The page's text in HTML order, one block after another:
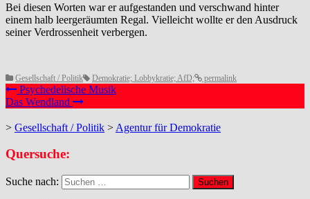
Bei diesen Worten war er aufgestanden und verschwand hinter
einem halb leergeräumten Regal. Vielleicht wollte er den Ausdruck
seiner Verdrossenheit verbergen.
Gesellschaft / Politik Demokratie; Lobbykratie; AfD; permalink
Psychedelische Musik
Das Wendland
> Gesellschaft / Politik > Agentur für Demokratie
Quersuche:
Suche nach: